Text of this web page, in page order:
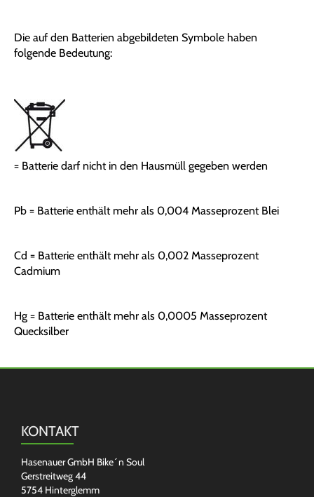
Die auf den Batterien abgebildeten Symbole haben
folgende Bedeutung:
= Batterie darf nicht in den Hausmüll gegeben werden
Pb = Batterie enthält mehr als 0,004 Masseprozent Blei
Cd = Batterie enthält mehr als 0,002 Masseprozent
Cadmium
Hg = Batterie enthält mehr als 0,0005 Masseprozent
Quecksilber
KONTAKT
Hasenauer GmbH Bike´n Soul
Gerstreitweg 44
5754 Hinterglemm